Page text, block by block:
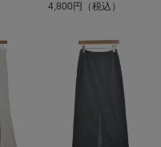
4,800円（税込）